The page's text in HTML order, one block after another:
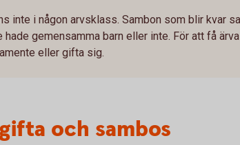
inte i någon arvsklass. Sambon som blir kvar
gemensamma barn eller inte. För att få ärva
eller gifta sig.
och sambos